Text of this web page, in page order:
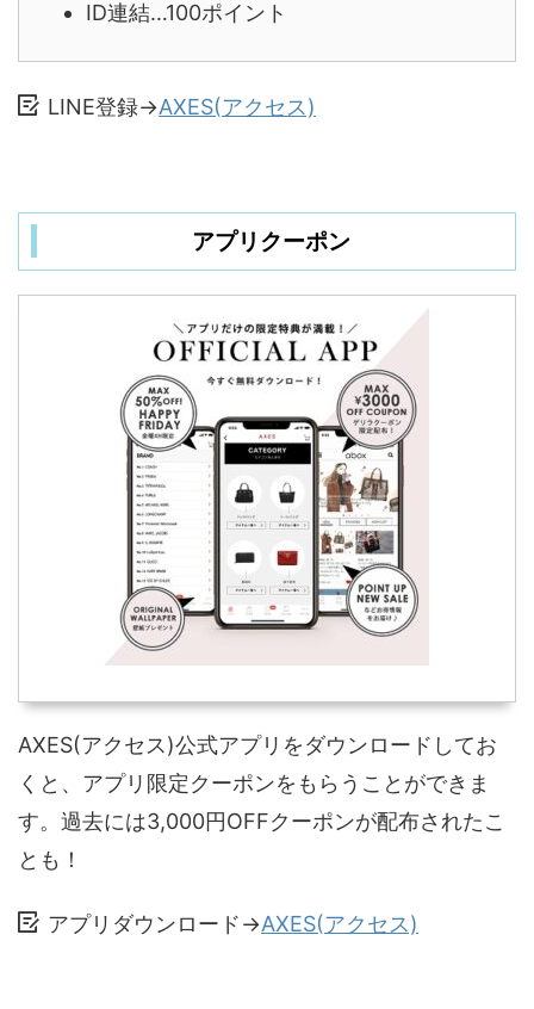
ID連結…100ポイント
LINE登録→AXES(アクセス)
アプリクーポン
AXES(アクセス)公式アプリをダウンロードしてお
くと、アプリ限定クーポンをもらうことができま
す。過去には3,000円OFFクーポンが配布されたこ
とも！
アプリダウンロード→AXES(アクセス)